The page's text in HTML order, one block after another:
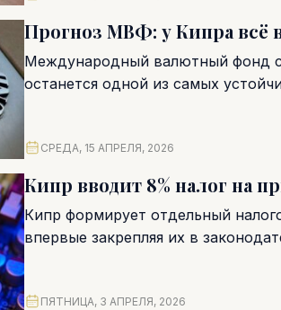
Прогноз МВФ: у Кипра всё
Международный валютный фонд
останется одной из самых
СРЕДА, 15 АПРЕЛЯ, 2026
Кипр вводит 8% налог на
Кипр формирует отдельный
впервые закрепляя их в
ПЯТНИЦА, 3 АПРЕЛЯ, 2026